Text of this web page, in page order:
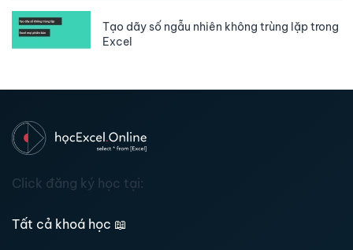
Tạo dãy số ngẫu nhiên không trùng lặp trong
Excel
Click đăng ký học tại:
Tất cả khoá học 📖